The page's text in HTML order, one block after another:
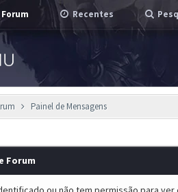
Forum Recentes
Painel de Mensagens
Forum